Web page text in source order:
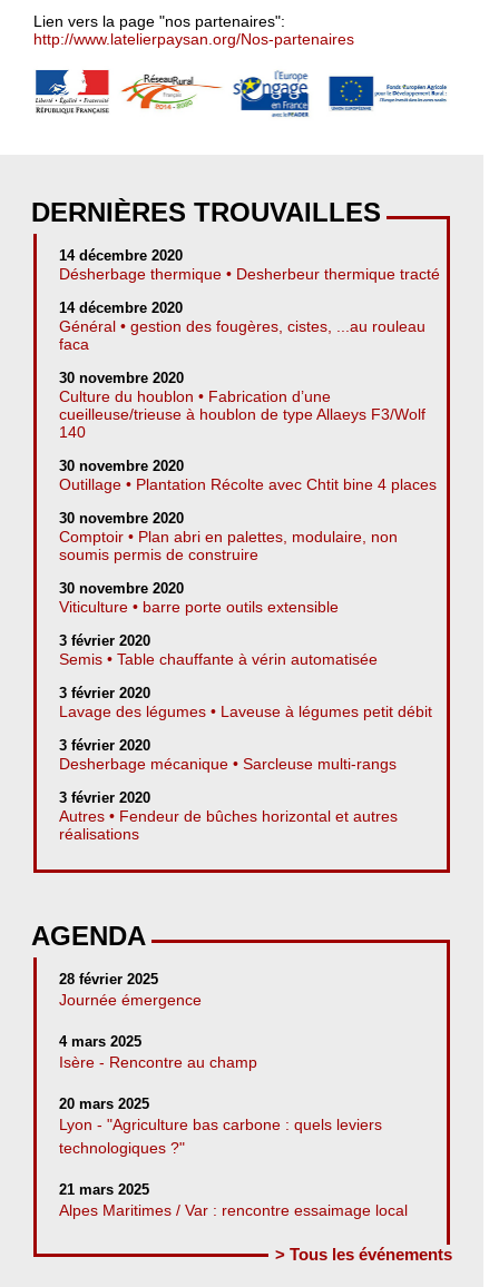
Lien vers la page "nos partenaires":
http://www.latelierpaysan.org/Nos-partenaires
DERNIÈRES TROUVAILLES
14 décembre 2020
Désherbage thermique • Desherbeur thermique tracté
14 décembre 2020
Général • gestion des fougères, cistes, ...au rouleau
faca
30 novembre 2020
Culture du houblon • Fabrication d’une
cueilleuse/trieuse à houblon de type Allaeys F3/Wolf
140
30 novembre 2020
Outillage • Plantation Récolte avec Chtit bine 4 places
30 novembre 2020
Comptoir • Plan abri en palettes, modulaire, non
soumis permis de construire
30 novembre 2020
Viticulture • barre porte outils extensible
3 février 2020
Semis • Table chauffante à vérin automatisée
3 février 2020
Lavage des légumes • Laveuse à légumes petit débit
3 février 2020
Desherbage mécanique • Sarcleuse multi-rangs
3 février 2020
Autres • Fendeur de bûches horizontal et autres
réalisations
AGENDA
28 février 2025
Journée émergence
4 mars 2025
Isère - Rencontre au champ
20 mars 2025
Lyon - "Agriculture bas carbone : quels leviers
technologiques ?"
21 mars 2025
Alpes Maritimes / Var : rencontre essaimage local
> Tous les événements